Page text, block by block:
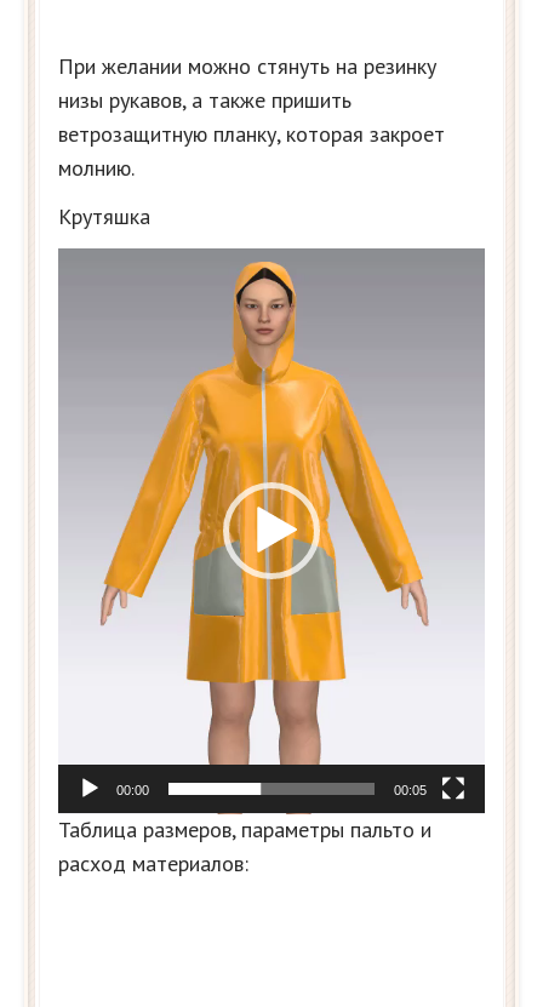
При желании можно стянуть на резинку
низы рукавов, а также пришить
ветрозащитную планку, которая закроет
молнию.
Крутяшка
00:00 00:05
Таблица размеров, параметры пальто и
расход материалов: